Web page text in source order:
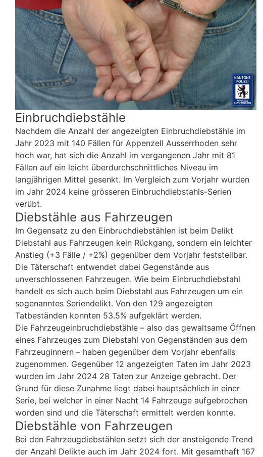
Einbruchdiebstähle
Nachdem die Anzahl der angezeigten Einbruchdiebstähle im
Jahr 2023 mit 140 Fällen für Appenzell Ausserrhoden sehr
hoch war, hat sich die Anzahl im vergangenen Jahr mit 81
Fällen auf ein leicht überdurchschnittliches Niveau im
langjährigen Mittel gesenkt. Im Vergleich zum Vorjahr wurden
im Jahr 2024 keine grösseren Einbruchdiebstahls-Serien
verübt.
Diebstähle aus Fahrzeugen
Im Gegensatz zu den Einbruchdiebstählen ist beim Delikt
Diebstahl aus Fahrzeugen kein Rückgang, sondern ein leichter
Anstieg (+3 Fälle / +2%) gegenüber dem Vorjahr feststellbar.
Die Täterschaft entwendet dabei Gegenstände aus
unverschlossenen Fahrzeugen. Wie beim Einbruchdiebstahl
handelt es sich auch beim Diebstahl aus Fahrzeugen um ein
sogenanntes Seriendelikt. Von den 129 angezeigten
Tatbeständen konnten 53.5% aufgeklärt werden.
Die Fahrzeugeinbruchdiebstähle – also das gewaltsame Öffnen
eines Fahrzeuges zum Diebstahl von Gegenständen aus dem
Fahrzeuginnern – haben gegenüber dem Vorjahr ebenfalls
zugenommen. Gegenüber 12 angezeigten Taten im Jahr 2023
wurden im Jahr 2024 28 Taten zur Anzeige gebracht. Der
Grund für diese Zunahme liegt dabei hauptsächlich in einer
Serie, bei welcher in einer Nacht 14 Fahrzeuge aufgebrochen
worden sind und die Täterschaft ermittelt werden konnte.
Diebstähle von Fahrzeugen
Bei den Fahrzeugdiebstählen setzt sich der ansteigende Trend
der Anzahl Delikte auch im Jahr 2024 fort. Mit gesamthaft 167